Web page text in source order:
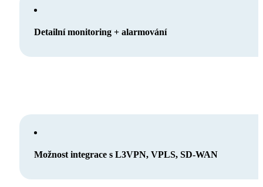
Detailní monitoring + alarmování
Možnost integrace s L3VPN, VPLS, SD-WAN